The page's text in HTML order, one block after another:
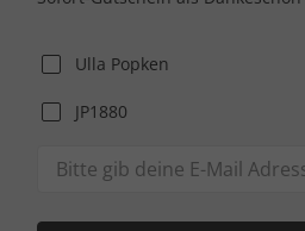
Ulla Popken
JP1880